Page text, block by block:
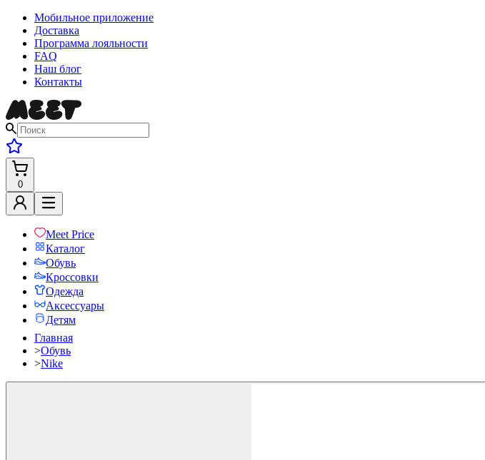
Мобильное приложение
Доставка
Программа лояльности
FAQ
Наш блог
Контакты
0
Meet Price
Каталог
Обувь
Кроссовки
Одежда
Аксессуары
Детям
Главная
>Обувь
>Nike